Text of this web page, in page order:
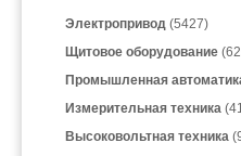
Электропривод (5427)
Щитовое оборудование
Промышленная
Измерительная техника
Высоковольтная техника